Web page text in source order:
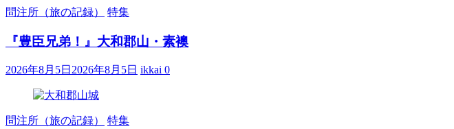
問注所（旅の記録） 特集
『豊臣兄弟！』大和郡山・素襖
2026年8月5日 2026年8月5日 ikkai 0
問注所（旅の記録） 特集